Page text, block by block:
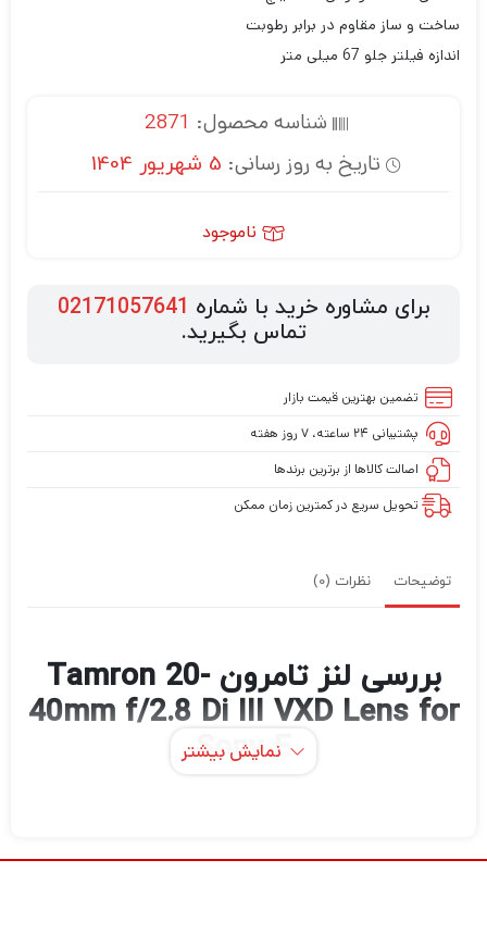
ساخت و ساز مقاوم در برابر رطوبت
اندازه فیلتر جلو 67 میلی متر
شناسه محصول: 2871
تاریخ به روز رسانی: 5 شهریور 1404
ناموجود
برای مشاوره خرید با شماره 02171057641
تماس بگیرید.
تضمین بهترین قیمت بازار
پشتیبانی ۲۴ ساعته، ۷ روز هفته
اصالت کالاها از برترین برندها
تحویل سریع در کمترین زمان ممکن
توضیحات نظرات (0)
بررسی لنز تامرون Tamron 20-
40mm f/2.8 Di III VXD Lens for
Sony E
همه کاره با زاویه عریض تا طول استاندارد، طیف
نمایش بیشتر